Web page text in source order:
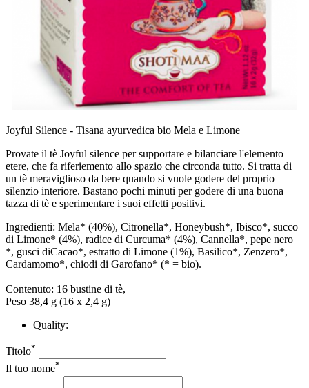
Joyful Silence - Tisana ayurvedica bio Mela e Limone
Provate il tè Joyful silence per supportare e bilanciare l'elemento
etere, che fa riferiemento allo spazio che circonda tutto. Si tratta di
un tè meraviglioso da bere quando si vuole godere del proprio
silenzio interiore. Bastano pochi minuti per godere di una buona
tazza di tè e sperimentare i suoi effetti positivi.
Ingredienti: Mela* (40%), Citronella*, Honeybush*, Ibisco*, succo
di Limone* (4%), radice di Curcuma* (4%), Cannella*, pepe nero
*, gusci diCacao*, estratto di Limone (1%), Basilico*, Zenzero*,
Cardamomo*, chiodi di Garofano* (* = bio).
Contenuto: 16 bustine di tè,
Peso 38,4 g (16 x 2,4 g)
Quality:
Titolo*
Il tuo nome*